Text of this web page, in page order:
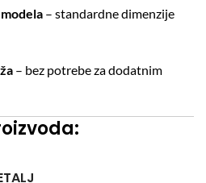
– standardne dimenzije
– bez potrebe za dodatnim